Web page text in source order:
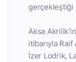
gerçekleştiği
Aksa
itibarıyla
İzer Lodrik,